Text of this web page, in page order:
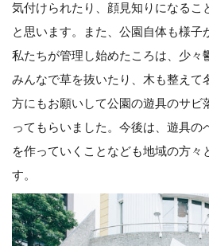
気付けられたり、顔見知りになるこ
と思います。また、公園自体も様子
私たちが管理し始めたころは、少々
みんなで草を抜いたり、木も整えて
方にもお願いして公園の遊具のサビ
ってもらいました。今後は、遊具の
を作っていくことなども地域の方々
す。